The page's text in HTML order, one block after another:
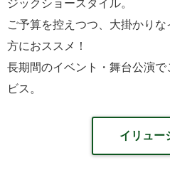
ジックショースタイル。
ご予算を控えつつ、大掛かり
方におススメ！
長期間のイベント・舞台公演
ビス。
イリュー